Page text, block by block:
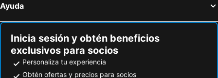
Ayuda
Inicia sesión y obtén beneficios
exclusivos para socios
Personaliza tu experiencia
Obtén ofertas y precios para socios